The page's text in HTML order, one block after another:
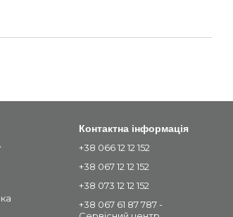
Контактна інформація
+38 066 12 12 152
+38 067 12 12 152
+38 073 12 12 152
+38 067 61 87 787 -